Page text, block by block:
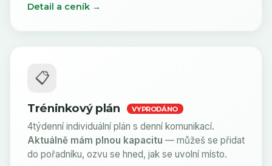
Detail a ceník →
📋
Tréninkový plán VYPRODÁNO
4týdenní individuální plán s denní komunikací.
Aktuálně mám plnou kapacitu — můžeš se přidat
do pořadníku, ozvu se hned, jak se uvolní místo.